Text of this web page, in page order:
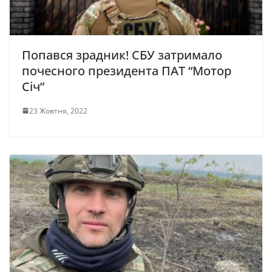
Попався зрадник! СБУ затримало
почесного президента ПАТ “Мотор
Січ”
23 Жовтня, 2022